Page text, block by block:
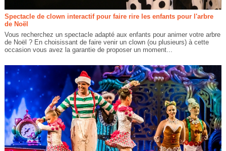
Spectacle de clown interactif pour faire rire les enfants pour l'arbre
de Noël
Vous recherchez un spectacle adapté aux enfants pour animer votre arbre
de Noël ? En choisissant de faire venir un clown (ou plusieurs) à cette
occasion vous avez la garantie de proposer un moment...